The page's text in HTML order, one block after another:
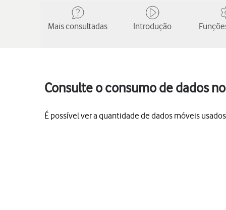
Mais consultadas Introdução
Consulte o consumo de dados
É possível ver a quantidade de dados móveis